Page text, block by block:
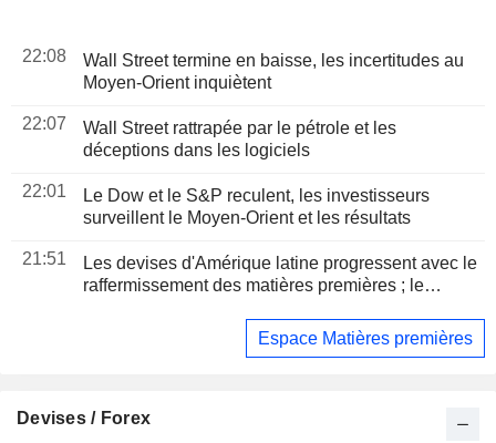
22:08
Wall Street termine en baisse, les incertitudes au
Moyen-Orient inquiètent
22:07
Wall Street rattrapée par le pétrole et les
déceptions dans les logiciels
22:01
Le Dow et le S&P reculent, les investisseurs
surveillent le Moyen-Orient et les résultats
21:51
Les devises d'Amérique latine progressent avec le
raffermissement des matières premières ; le
Espace Matières premières
Devises / Forex